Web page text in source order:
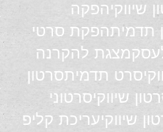
שיווקיהפקה
תדמיתהפקת סרטי
מצגת להקרנה
סרט תדמיתסרטון
שיווקיסרטוני
שיווקיעריכת קליפ